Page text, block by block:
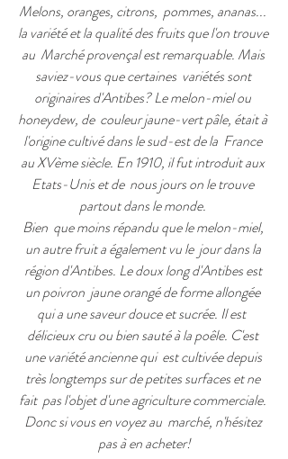
Melons, oranges, citrons,  pommes, ananas...
la variété et la qualité des fruits que l'on trouve
au  Marché provençal est remarquable. Mais
saviez-vous que certaines  variétés sont
originaires d'Antibes? Le melon-miel ou
honeydew, de  couleur jaune-vert pâle, était à
l'origine cultivé dans le sud-est de la  France
au XVème siècle. En 1910, il fut introduit aux
Etats-Unis et de  nous jours on le trouve
partout dans le monde.
Bien  que moins répandu que le melon-miel,
un autre fruit a également vu le  jour dans la
région d'Antibes. Le doux long d'Antibes est
un poivron  jaune orangé de forme allongée
qui a une saveur douce et sucrée. Il est
délicieux cru ou bien sauté à la poêle. C'est
une variété ancienne qui  est cultivée depuis
très longtemps sur de petites surfaces et ne
fait  pas l'objet d'une agriculture commerciale.
Donc si vous en voyez au  marché, n'hésitez
pas à en acheter!